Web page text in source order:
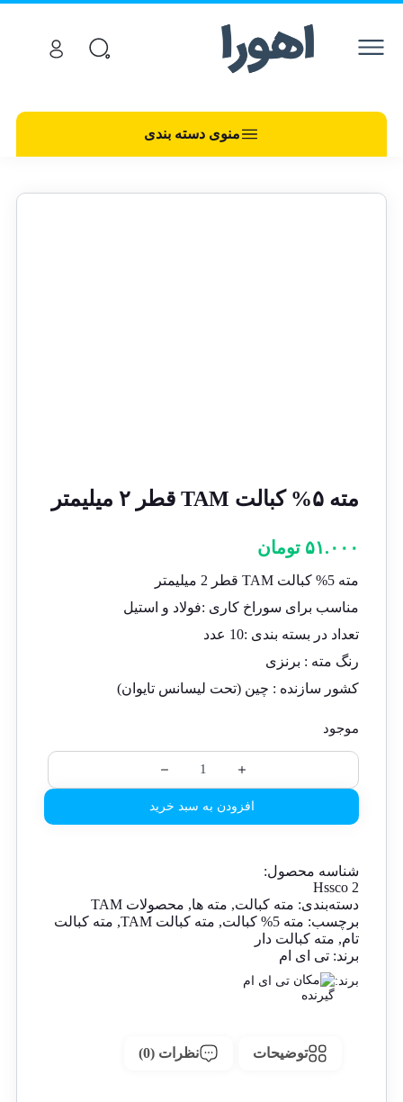
منوی دسته بندی
مته ۵% کبالت TAM قطر ۲ میلیمتر
۵۱.۰۰۰ تومان
مته 5% کبالت TAM قطر 2 میلیمتر
مناسب برای سوراخ کاری :فولاد و استیل
تعداد در بسته بندی :10 عدد
رنگ مته : برنزی
کشور سازنده : چین (تحت لیسانس تایوان)
موجود
افزودن به سبد خرید
شناسه محصول:
Hssco 2
دسته‌بندی: مته کبالت, مته ها, محصولات TAM
برچسب: مته 5% کبالت , مته کبالت TAM , مته کبالت
تام, مته کبالت دار
برند: تی ای ام
برند: تی ای ام
توضیحات نظرات (0)